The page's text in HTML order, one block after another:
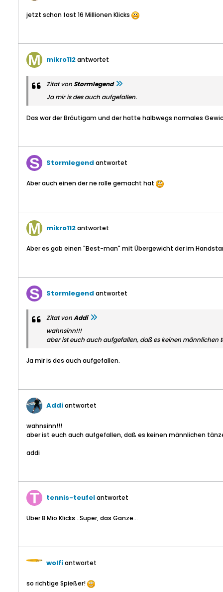
jetzt schon fast 16 Millionen Klicks
mikro112antwortet
Zitat von Stormlegend
Ja mir is des auch aufgefallen.
Das war der Bräutigam und der hatte halbwegs normales
Stormlegend antwortet
Aber auch einen der ne rolle gemacht hat
mikro112antwortet
Aber es gab einen "Best-man" mit Übergewicht der im
Stormlegend antwortet
Zitat vonAddi
wahnsinn!!!
aber ist euch auch aufgefallen, daß es keinen
Ja mir is des auch aufgefallen.
Addiantwortet
wahnsinn!!!
aber ist euch auch aufgefallen, daß es keinen männlichen
addi
tennis-teufelantwortet
Über 8 Mio Klicks...Super, das Ganze...
wolfiantwortet
so richtige Spießer!